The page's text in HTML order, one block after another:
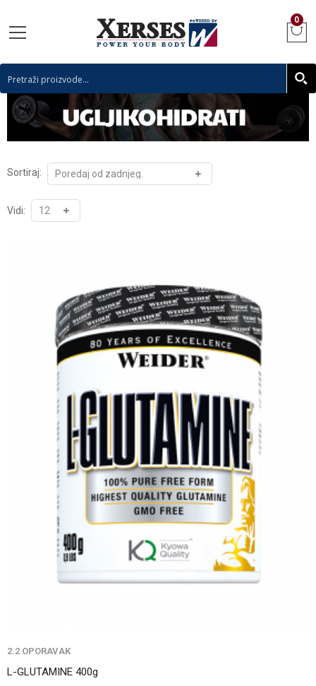
0
Sortiraj:
Vidi:
2.2 OPORAVAK
L-GLUTAMINE 400g